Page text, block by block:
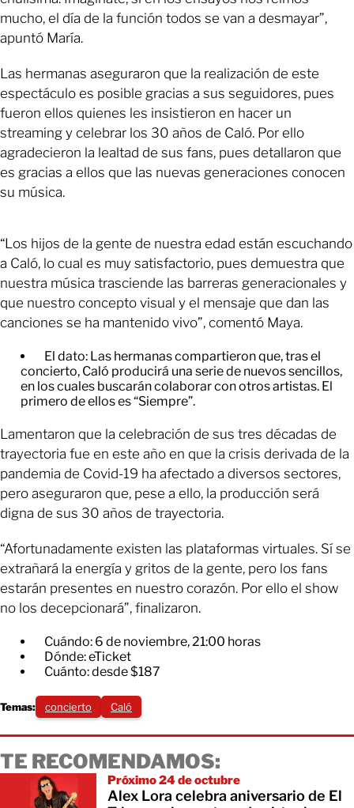
mucho, el día de la función todos se van a desmayar”,
apuntó María.
Las hermanas aseguraron que la realización de este
espectáculo es posible gracias a sus seguidores, pues
fueron ellos quienes les insistieron en hacer un
streaming y celebrar los 30 años de Caló. Por ello
agradecieron la lealtad de sus fans, pues detallaron que
es gracias a ellos que las nuevas generaciones conocen
su música.
“Los hijos de la gente de nuestra edad están escuchando
a Caló, lo cual es muy satisfactorio, pues demuestra que
nuestra música trasciende las barreras generacionales y
que nuestro concepto visual y el mensaje que dan las
canciones se ha mantenido vivo”, comentó Maya.
El dato: Las hermanas compartieron que, tras el
concierto, Caló producirá una serie de nuevos sencillos,
en los cuales buscarán colaborar con otros artistas. El
primero de ellos es “Siempre”.
Lamentaron que la celebración de sus tres décadas de
trayectoria fue en este año en que la crisis derivada de la
pandemia de Covid-19 ha afectado a diversos sectores,
pero aseguraron que, pese a ello, la producción será
digna de sus 30 años de trayectoria.
“Afortunadamente existen las plataformas virtuales. Sí se
extrañará la energía y gritos de la gente, pero los fans
estarán presentes en nuestro corazón. Por ello el show
no los decepcionará”, finalizaron.
Cuándo: 6 de noviembre, 21:00 horas
Dónde: eTicket
Cuánto: desde $187
Temas: concierto Caló
TE RECOMENDAMOS:
Próximo 24 de octubre
Alex Lora celebra aniversario de El